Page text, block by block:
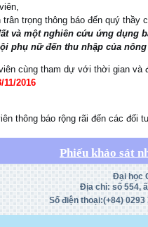
trọng thông báo đến quý
và một nghiên cứu ứng dụng
phụ nữ đến thu nhập của
cùng tham dự với thời gian và
2016
thông báo rộng rãi đến các đối
Phiếu khảo sát
Đại học
Địa chỉ: số 554,
Số điện thoại:(+84)